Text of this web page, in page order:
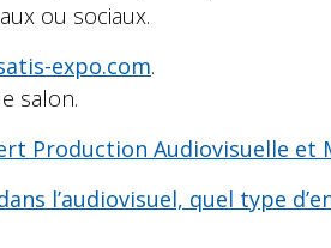
ou sociaux.
expo.com.
salon.
Production Audiovisuelle et
l’audiovisuel, quel type